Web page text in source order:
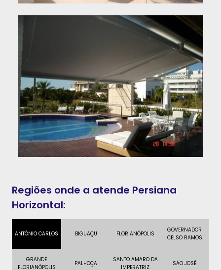
Regiões onde a atende Persiana
Horizontal:
ANTÔNIO CARLOS BIGUAÇU FLORIANÓPOLIS
GOVERNADOR
CELSO RAMOS
GRANDE
FLORIANÓPOLIS
PALHOÇA
SANTO AMARO DA
IMPERATRIZ
SÃO JOSÉ